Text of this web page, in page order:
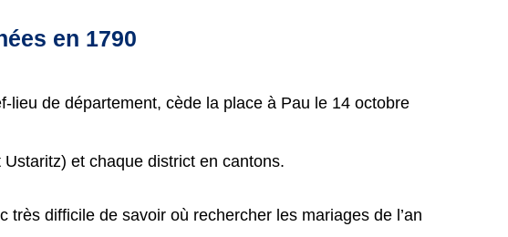
en 1790
de département, cède la place à Pau le 14 octobre
et chaque district en cantons.
difficile de savoir où rechercher les mariages de l’an